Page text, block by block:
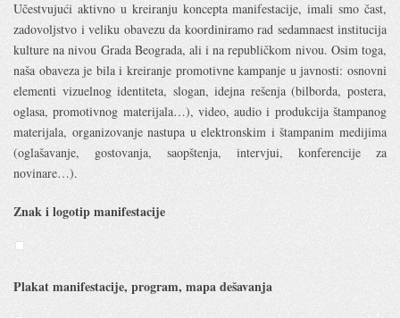
Učestvujući aktivno u kreiranju koncepta manifestacije, imali smo čast,
zadovoljstvo i veliku obavezu da koordiniramo rad sedamnaest institucija
kulture na nivou Grada Beograda, ali i na republičkom nivou. Osim toga,
naša obaveza je bila i kreiranje promotivne kampanje u javnosti: osnovni
elementi vizuelnog identiteta, slogan, idejna rešenja (bilborda, postera,
oglasa, promotivnog materijala…), video, audio i produkcija štampanog
materijala, organizovanje nastupa u elektronskim i štampanim medijima
(oglašavanje, gostovanja, saopštenja, intervjui, konferencije za
novinare…).
Znak i logotip manifestacije
Plakat manifestacije, program, mapa dešavanja